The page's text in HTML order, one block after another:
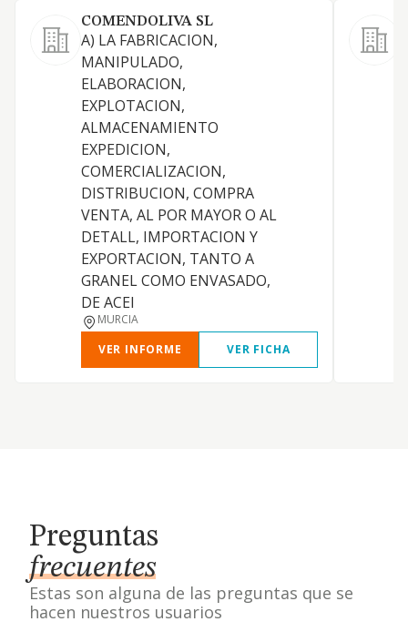
COMENDOLIVA SL
A) LA FABRICACION,
MANIPULADO,
ELABORACION,
EXPLOTACION,
ALMACENAMIENTO
EXPEDICION,
COMERCIALIZACION,
DISTRIBUCION, COMPRA
VENTA, AL POR MAYOR O AL
DETALL, IMPORTACION Y
EXPORTACION, TANTO A
GRANEL COMO ENVASADO,
DE ACEI
MURCIA
VER INFORME
VER FICHA
Preguntas
frecuentes
Estas son alguna de las preguntas que se
hacen nuestros usuarios